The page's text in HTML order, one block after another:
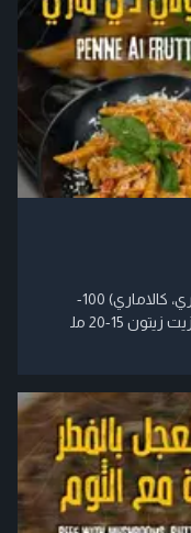
المقادير:بينا 200 غرام​ثمار بحر مشكلة (جمبري، كالاماري) 100-
120 غرام​ثوم ناعم 10 غرام​بصل ناعم 15-20 ​زيت زيتون 15-20 مل​